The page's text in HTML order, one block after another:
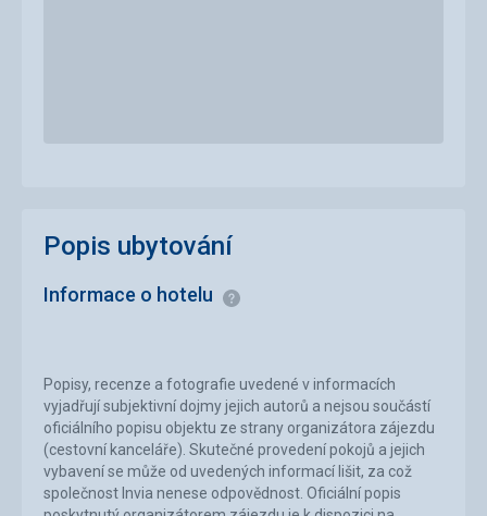
Popisy, recenze a fotografie uvedené v informacích
vyjadřují subjektivní dojmy jejich autorů a nejsou součástí
oficiálního popisu objektu ze strany organizátora zájezdu
(cestovní kanceláře). Skutečné provedení pokojů a jejich
vybavení se může od uvedených informací lišit, za což
společnost Invia nenese odpovědnost. Oficiální popis
Popis ubytování
Informace o hotelu Informace